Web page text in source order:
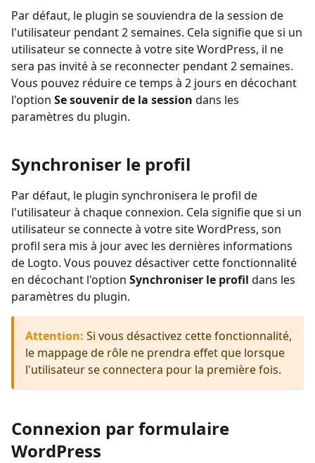
Par défaut, le plugin se souviendra de la session de
l'utilisateur pendant 2 semaines. Cela signifie que si un
utilisateur se connecte à votre site WordPress, il ne
sera pas invité à se reconnecter pendant 2 semaines.
Vous pouvez réduire ce temps à 2 jours en décochant
l'option Se souvenir de la session dans les
paramètres du plugin.
Synchroniser le profil
Par défaut, le plugin synchronisera le profil de
l'utilisateur à chaque connexion. Cela signifie que si un
utilisateur se connecte à votre site WordPress, son
profil sera mis à jour avec les dernières informations
de Logto. Vous pouvez désactiver cette fonctionnalité
en décochant l'option Synchroniser le profil dans les
paramètres du plugin.
Attention: Si vous désactivez cette fonctionnalité,
le mappage de rôle ne prendra effet que lorsque
l'utilisateur se connectera pour la première fois.
Connexion par formulaire
WordPress